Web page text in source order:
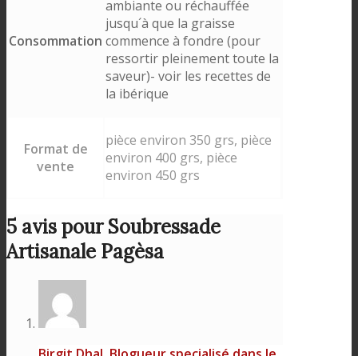
Consommation
ambiante ou réchauffée
jusqu´à que la graisse
commence à fondre (pour
ressortir pleinement toute la
saveur)- voir les recettes de
la ibérique
Format de
vente
pièce environ 350 grs, pièce
environ 400 grs, pièce
environ 450 grs
5 avis pourSoubressade
Artisanale Pagèsa